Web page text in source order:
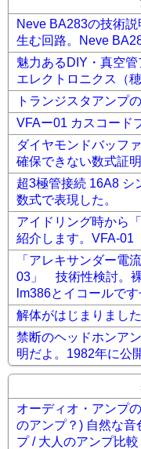
Neve BA283の技術
生む回路。Neve
魅力あるDIY・真空
エレクトロニクス（
トランジスタアンプ
VFAー01 カスコード
ダイヤモンドバッフ
確保できない数式証明
超3極管接続 16A8
数式で表現した。
アイドリング時から
紹介します。VFA-01
「アレキサンダー電
03」 技術性検討。
lm386とイコールで
解体がはじまりました
禁断のヘッドホンア
明だよ。1982年に公
オーディオ・アンプ
のアンプ？) 自然な
プ / 大人のアンプ比